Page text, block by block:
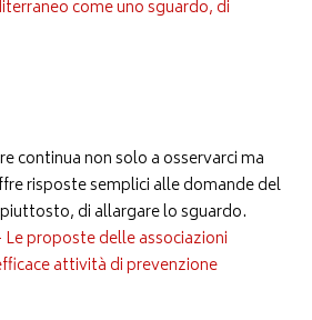
come uno sguardo, di
continua non solo a osservarci ma
risposte semplici alle domande del
di allargare lo sguardo.
proposte delle associazioni
attività di prevenzione